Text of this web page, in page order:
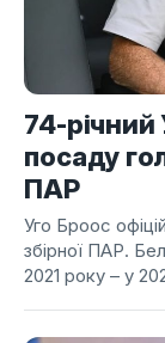
74-
посаду
ПАР
Уго Броос
збірної ПАР.
2021 року – у